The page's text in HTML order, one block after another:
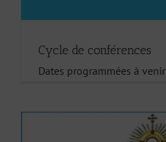
Cycle de conférences
Dates programmées à venir